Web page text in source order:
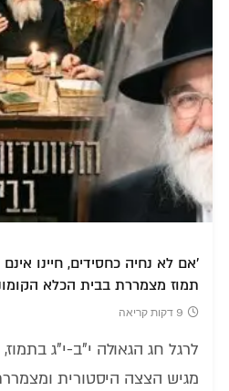
'אם לא נחיה כחסידים, חיינו
תמוז מצמררת בבית הכלא
9 דקות קריאה
לרגל חג הגאולה י"ב-י"ג
מגיש הצצה היסטורית